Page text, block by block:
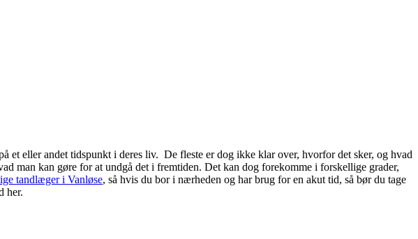
et eller andet tidspunkt i deres liv. De fleste er dog ikke klar over, hvorfor det sker, og hvad
man kan gøre for at undgå det i fremtiden. Det kan dog forekomme i forskellige grader,
tandlæger i Vanløse, så hvis du bor i nærheden og har brug for en akut tid, så bør du tage
her.